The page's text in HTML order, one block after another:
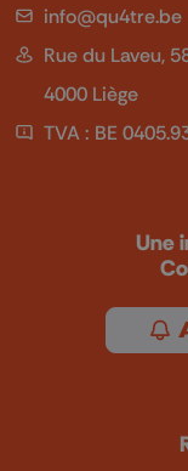
info@qu4tre.be
Rue du Laveu,
4000 Liège
TVA : BE
Une